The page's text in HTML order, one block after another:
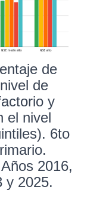
de
de
y
el nivel
6to
2016,
y 2025.